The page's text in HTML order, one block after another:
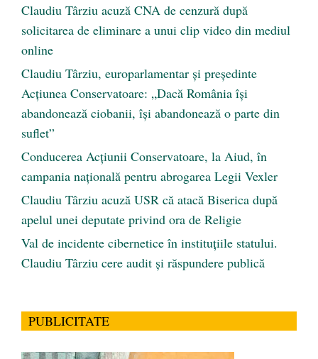
Claudiu Târziu acuză CNA de cenzură după
solicitarea de eliminare a unui clip video din mediul
online
Claudiu Târziu, europarlamentar și președinte
Acțiunea Conservatoare: „Dacă România își
abandonează ciobanii, își abandonează o parte din
suflet”
Conducerea Acțiunii Conservatoare, la Aiud, în
campania națională pentru abrogarea Legii Vexler
Claudiu Târziu acuză USR că atacă Biserica după
apelul unei deputate privind ora de Religie
Val de incidente cibernetice în instituțiile statului.
Claudiu Târziu cere audit și răspundere publică
PUBLICITATE